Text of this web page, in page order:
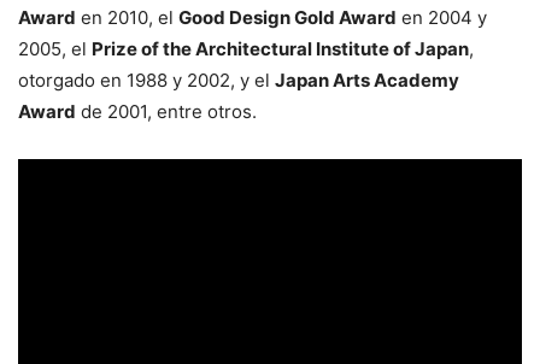
Award en 2010, el Good Design Gold Award en 2004 y
2005, el Prize of the Architectural Institute of Japan,
otorgado en 1988 y 2002, y el Japan Arts Academy
Award de 2001, entre otros.